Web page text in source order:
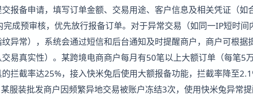
报备申请，填写订单金额、交易用途、客户信息及相关凭证（如
成预审核，优先放行报备订单。对于异常交易（如同一IP短时间
异常），系统会通过短信和后台通知及时提醒商户，商户可根据
交易真实性）。某跨境电商商户每月有50笔以上大额订单（每笔5
拦截率达25%，接入快米兔后使用大额报备功能，拦截率降至
服装批发商户因频繁异地交易被账户冻结3次，使用快米兔异常